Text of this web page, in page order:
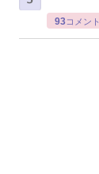
93コメント